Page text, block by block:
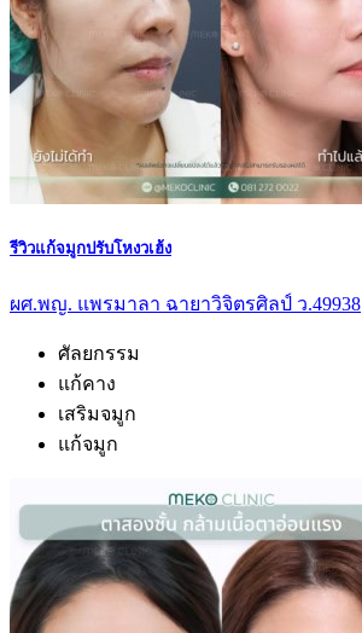
รีวิวแก้จมูกปรับโหงวเฮ้ง
ผศ.พญ. แพรมาลา ฉายาวิจิตรศิลป์ ว.49938
ศัลยกรรม
แก้คาง
เสริมจมูก
แก้จมูก